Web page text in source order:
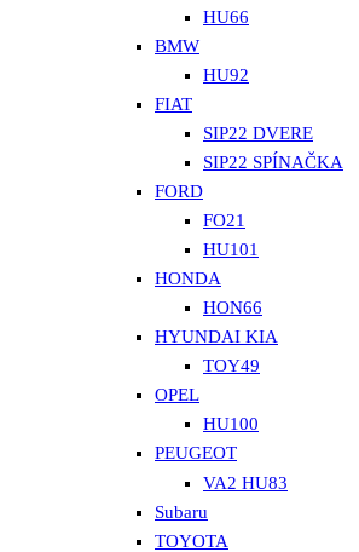
HU66
BMW
HU92
FIAT
SIP22 DVERE
SIP22 SPÍNAČKA
FORD
FO21
HU101
HONDA
HON66
HYUNDAI KIA
TOY49
OPEL
HU100
PEUGEOT
VA2 HU83
Subaru
TOYOTA